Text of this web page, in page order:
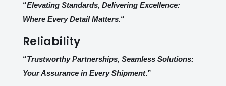
“Elevating Standards, Delivering Excellence:
Where Every Detail Matters.“
Reliability
“Trustworthy Partnerships, Seamless Solutions:
Your Assurance in Every Shipment.”